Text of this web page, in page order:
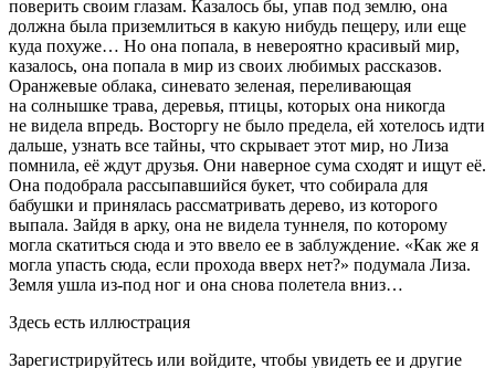
поверить своим глазам. Казалось бы, упав под землю, она
должна была приземлиться в какую нибудь пещеру, или еще
куда похуже… Но она попала, в невероятно красивый мир,
казалось, она попала в мир из своих любимых рассказов.
Оранжевые облака, синевато зеленая, переливающая
на солнышке трава, деревья, птицы, которых она никогда
не видела впредь. Восторгу не было предела, ей хотелось идти
дальше, узнать все тайны, что скрывает этот мир, но Лиза
помнила, её ждут друзья. Они наверное сума сходят и ищут её.
Она подобрала рассыпавшийся букет, что собирала для
бабушки и принялась рассматривать дерево, из которого
выпала. Зайдя в арку, она не видела туннеля, по которому
могла скатиться сюда и это ввело ее в заблуждение. «Как же я
могла упасть сюда, если прохода вверх нет?» подумала Лиза.
Земля ушла из-под ног и она снова полетела вниз…
Здесь есть иллюстрация
Зарегистрируйтесь или войдите, чтобы увидеть ее и другие